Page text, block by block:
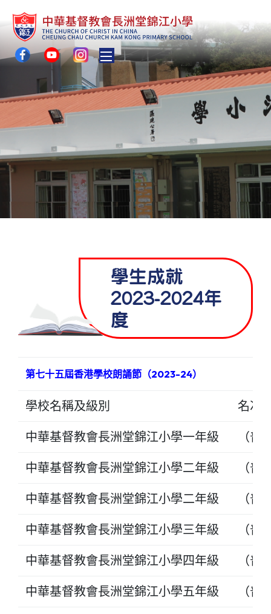
Toggle main menu visibility
學生成就
2023-2024年
度
第七十五屆香港學校朗誦節（2023-24）
學校名稱及級別 名次
中華基督教會長洲堂錦江小學一年級 （普
中華基督教會長洲堂錦江小學二年級 （普
中華基督教會長洲堂錦江小學二年級 （普
中華基督教會長洲堂錦江小學三年級 （普
中華基督教會長洲堂錦江小學四年級 （普
中華基督教會長洲堂錦江小學五年級 （普